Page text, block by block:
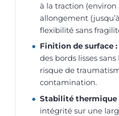
à la traction (environ
allongement
flexibilité sans
Finition de surface :
des bords lisses
risque de
contamination.
Stabilité thermique
intégrité sur une